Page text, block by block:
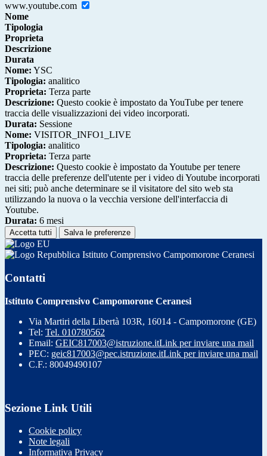
www.youtube.com
Nome
Tipologia
Proprieta
Descrizione
Durata
Nome: YSC
Tipologia: analitico
Proprieta: Terza parte
Descrizione: Questo cookie è impostato da YouTube per tenere
traccia delle visualizzazioni dei video incorporati.
Durata: Sessione
Nome: VISITOR_INFO1_LIVE
Tipologia: analitico
Proprieta: Terza parte
Descrizione: Questo cookie è impostato da Youtube per tenere
traccia delle preferenze dell'utente per i video di Youtube incorporati
nei siti; può anche determinare se il visitatore del sito web sta
utilizzando la nuova o la vecchia versione dell'interfaccia di
Youtube.
Durata: 6 mesi
Accetta tutti Salva le preferenze
Istituto Comprensivo Campomorone Ceranesi
Contatti
Istituto Comprensivo Campomorone Ceranesi
Via Martiri della Libertà 103R, 16014 - Campomorone (GE)
Tel: Tel. 010780562
Email: GEIC817003@istruzione.itLink per inviare una mail
PEC: geic817003@pec.istruzione.itLink per inviare una mail
C.F.: 80049490107
Sezione Link Utili
Cookie policy
Note legali
Informativa Privacy